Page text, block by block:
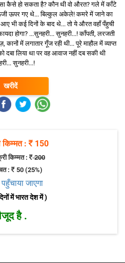
कैसे हो सकता है? कौन थी वो औरत? गले में काँटे
ऊपर गए थे... बिल्कुल अकेले! कमरे में जाने का
भी कई दिनों के बाद थे... तो ये औरत वहाँ पँहुची
होगा? ...सुनहरी... सुनहरी...! काँपती, लरजती
में लगातार गूँज रही थी... पूरे माहौल में व्याप्त
दबा लिया था पर वह आवाज नहीं दब सकी थी
सुनहरी...!
खरीदें
किम्मत : 150
किम्मत :
200
:
50 (25%)
जाएगा
में भारत देश में )
है .